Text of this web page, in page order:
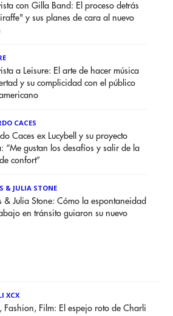
con Gilla Band: El proceso detrás
y sus planes de cara al nuevo
a Leisure: El arte de hacer música
y su complicidad con el público
CACES
Caces ex Lucybell y su proyecto
“Me gustan los desafíos y salir de la
confort”
& JULIA STONE
& Julia Stone: Cómo la espontaneidad
en tránsito guiaron su nuevo
XCX
Fashion, Film: El espejo roto de Charli